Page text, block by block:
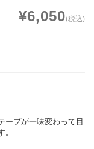
¥6,050(税込)
ープが一味変わって目